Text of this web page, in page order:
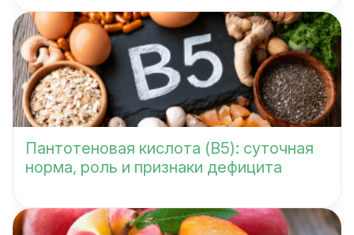
Пантотеновая кислота (B5): суточная
норма, роль и признаки дефицита